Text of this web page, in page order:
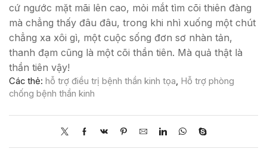
cứ ngước mặt mãi lên cao, mỏi mắt tìm cõi thiên đàng
mà chẳng thấy đâu đâu, trong khi nhì xuống một chút
chẳng xa xôi gì, một cuộc sống đơn sơ nhàn tản,
thanh đạm cũng là một cõi thần tiên. Mà quả thật là
thần tiên vậy!
Các thẻ: hỗ trợ điều trị bệnh thần kinh tọa, Hỗ trợ phòng
chống bệnh thần kinh